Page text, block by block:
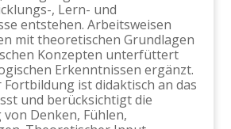
, Lern- und
entstehen. Arbeitsweisen
mit theoretischen Grundlagen
Konzepten unterfüttert
Erkenntnissen ergänzt.
ist didaktisch an das
und berücksichtigt die
Denken, Fühlen,